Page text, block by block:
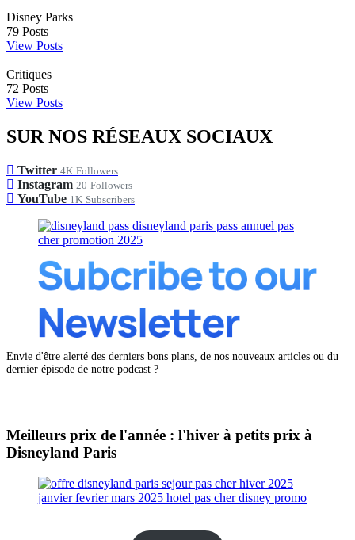
Disney Parks
79 Posts
View Posts
Critiques
72 Posts
View Posts
SUR NOS RÉSEAUX SOCIAUX
Twitter 4K Followers
Instagram 20 Followers
YouTube 1K Subscribers
Envie d'être alerté des derniers bons plans, de nos nouveaux articles ou du
dernier épisode de notre podcast ?
Meilleurs prix de l'année : l'hiver à petits prix à
Disneyland Paris